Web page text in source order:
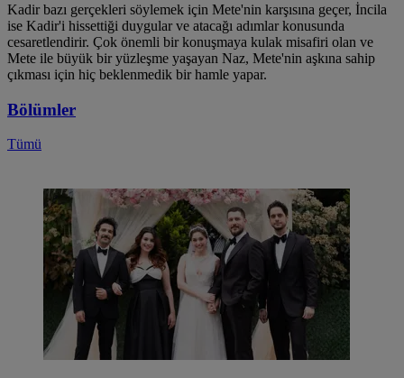
Kadir bazı gerçekleri söylemek için Mete'nin karşısına geçer, İncila
ise Kadir'i hissettiği duygular ve atacağı adımlar konusunda
cesaretlendirir. Çok önemli bir konuşmaya kulak misafiri olan ve
Mete ile büyük bir yüzleşme yaşayan Naz, Mete'nin aşkına sahip
çıkması için hiç beklenmedik bir hamle yapar.
Bölümler
Tümü